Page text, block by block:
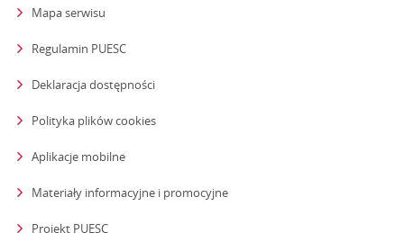
Mapa serwisu
Regulamin PUESC
Deklaracja dostępności
Polityka plików cookies
Aplikacje mobilne
Materiały informacyjne i promocyjne
Projekt PUESC